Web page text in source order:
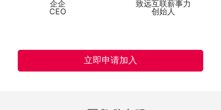
企企
CEO
致远互联薪事力
创始人
立即申请加入